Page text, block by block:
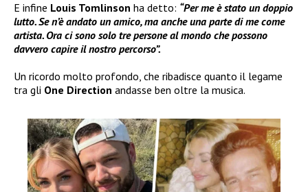
E infine Louis Tomlinson ha detto: “Per me è stato un doppio
lutto. Se n’è andato un amico, ma anche una parte di me come
artista. Ora ci sono solo tre persone al mondo che possono
davvero capire il nostro percorso”.
Un ricordo molto profondo, che ribadisce quanto il legame
tra gli One Direction andasse ben oltre la musica.